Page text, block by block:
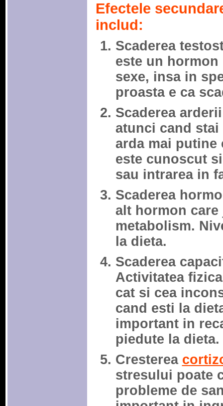
Efectele
includ:
Scaderea
este un
sexe, insa in
proasta e ca
Scaderea
atunci cand stai
arda mai putine
este cunoscut
sau intrarea in
Scaderea
alt hormon
metabolism.
la dieta.
Scaderea
Activitatea
cat si cea
cand esti la
important in
piedute la dieta.
Cresterea
stresului poate
probleme de